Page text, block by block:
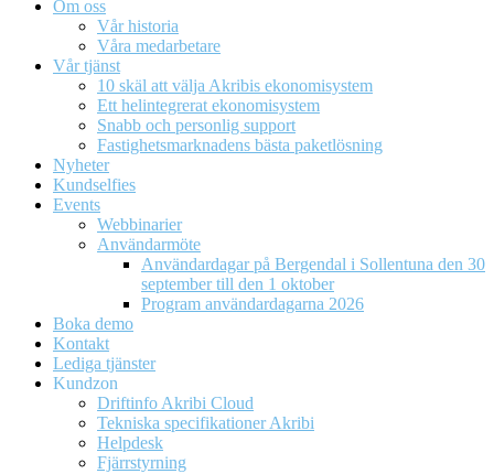
Om oss
Vår historia
Våra medarbetare
Vår tjänst
10 skäl att välja Akribis ekonomisystem
Ett helintegrerat ekonomisystem
Snabb och personlig support
Fastighetsmarknadens bästa paketlösning
Nyheter
Kundselfies
Events
Webbinarier
Användarmöte
Användardagar på Bergendal i Sollentuna den 30
september till den 1 oktober
Program användardagarna 2026
Boka demo
Kontakt
Lediga tjänster
Kundzon
Driftinfo Akribi Cloud
Tekniska specifikationer Akribi
Helpdesk
Fjärrstyrning